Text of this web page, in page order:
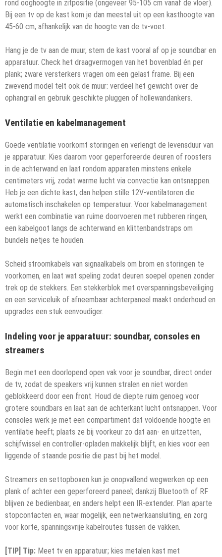
rond ooghoogte in zitpositie (ongeveer 95-105 cm vanaf de vloer).
Bij een tv op de kast kom je dan meestal uit op een kasthoogte van
45-60 cm, afhankelijk van de hoogte van de tv-voet.
Hang je de tv aan de muur, stem de kast vooral af op je soundbar en
apparatuur. Check het draagvermogen van het bovenblad én per
plank; zware versterkers vragen om een gelast frame. Bij een
zwevend model telt ook de muur: verdeel het gewicht over de
ophangrail en gebruik geschikte pluggen of hollewandankers.
Ventilatie en kabelmanagement
Goede ventilatie voorkomt storingen en verlengt de levensduur van
je apparatuur. Kies daarom voor geperforeerde deuren of roosters
in de achterwand en laat rondom apparaten minstens enkele
centimeters vrij, zodat warme lucht via convectie kan ontsnappen.
Heb je een dichte kast, dan helpen stille 12V-ventilatoren die
automatisch inschakelen op temperatuur. Voor kabelmanagement
werkt een combinatie van ruime doorvoeren met rubberen ringen,
een kabelgoot langs de achterwand en klittenbandstraps om
bundels netjes te houden.
Scheid stroomkabels van signaalkabels om brom en storingen te
voorkomen, en laat wat speling zodat deuren soepel openen zonder
trek op de stekkers. Een stekkerblok met overspanningsbeveiliging
en een serviceluik of afneembaar achterpaneel maakt onderhoud en
upgrades een stuk eenvoudiger.
Indeling voor je apparatuur: soundbar, consoles en
streamers
Begin met een doorlopend open vak voor je soundbar, direct onder
de tv, zodat de speakers vrij kunnen stralen en niet worden
geblokkeerd door een front. Houd de diepte ruim genoeg voor
grotere soundbars en laat aan de achterkant lucht ontsnappen. Voor
consoles werk je met een compartiment dat voldoende hoogte en
ventilatie heeft; plaats ze bij voorkeur zo dat aan- en uitzetten,
schijfwissel en controller-opladen makkelijk blijft, en kies voor een
liggende of staande positie die past bij het model.
Streamers en settopboxen kun je onopvallend wegwerken op een
plank of achter een geperforeerd paneel; dankzij Bluetooth of RF
blijven ze bedienbaar, en anders helpt een IR-extender. Plan aparte
stopcontacten en, waar mogelijk, een netwerkaansluiting, en zorg
voor korte, spanningsvrije kabelroutes tussen de vakken.
[TIP] Tip: Meet tv en apparatuur; kies metalen kast met